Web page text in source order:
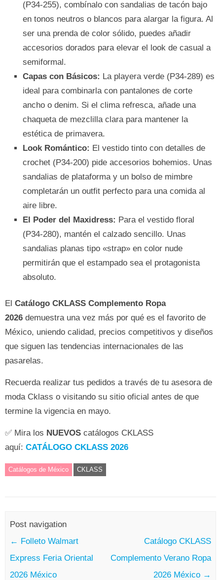
(P34-255), combínalo con sandalias de tacón bajo
en tonos neutros o blancos para alargar la figura. Al
ser una prenda de color sólido, puedes añadir
accesorios dorados para elevar el look de casual a
semiformal.
Capas con Básicos: La playera verde (P34-289) es
ideal para combinarla con pantalones de corte
ancho o denim. Si el clima refresca, añade una
chaqueta de mezclilla clara para mantener la
estética de primavera.
Look Romántico: El vestido tinto con detalles de
crochet (P34-200) pide accesorios bohemios. Unas
sandalias de plataforma y un bolso de mimbre
completarán un outfit perfecto para una comida al
aire libre.
El Poder del Maxidress: Para el vestido floral
(P34-280), mantén el calzado sencillo. Unas
sandalias planas tipo «strap» en color nude
permitirán que el estampado sea el protagonista
absoluto.
El Catálogo CKLASS Complemento Ropa
2026 demuestra una vez más por qué es el favorito de
México, uniendo calidad, precios competitivos y diseños
que siguen las tendencias internacionales de las
pasarelas.
Recuerda realizar tus pedidos a través de tu asesora de
moda Cklass o visitando su sitio oficial antes de que
termine la vigencia en mayo.
✅ Mira los NUEVOS catálogos CKLASS
aquí: CATÁLOGO CKLASS 2026
Catálogos de México CKLASS
Post navigation
← Folleto Walmart
Express Feria Oriental
2026 México
Catálogo CKLASS
Complemento Verano Ropa
2026 México →